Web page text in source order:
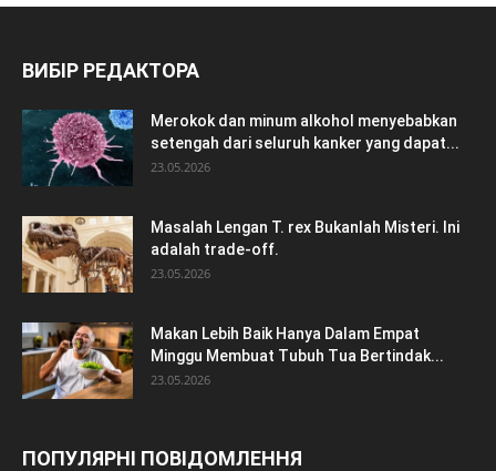
ВИБІР РЕДАКТОРА
Merokok dan minum alkohol menyebabkan
setengah dari seluruh kanker yang dapat...
23.05.2026
Masalah Lengan T. rex Bukanlah Misteri. Ini
adalah trade-off.
23.05.2026
Makan Lebih Baik Hanya Dalam Empat
Minggu Membuat Tubuh Tua Bertindak...
23.05.2026
ПОПУЛЯРНІ ПОВІДОМЛЕННЯ